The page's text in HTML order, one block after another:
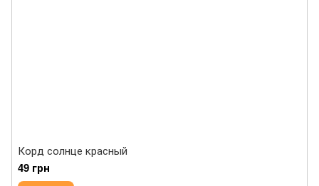
Корд солнце красный
49 грн